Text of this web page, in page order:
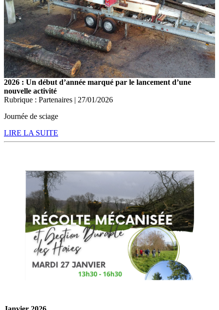
2026 : Un début d’année marqué par le lancement d’une
nouvelle activité
Rubrique : Partenaires | 27/01/2026
Journée de sciage
LIRE LA SUITE